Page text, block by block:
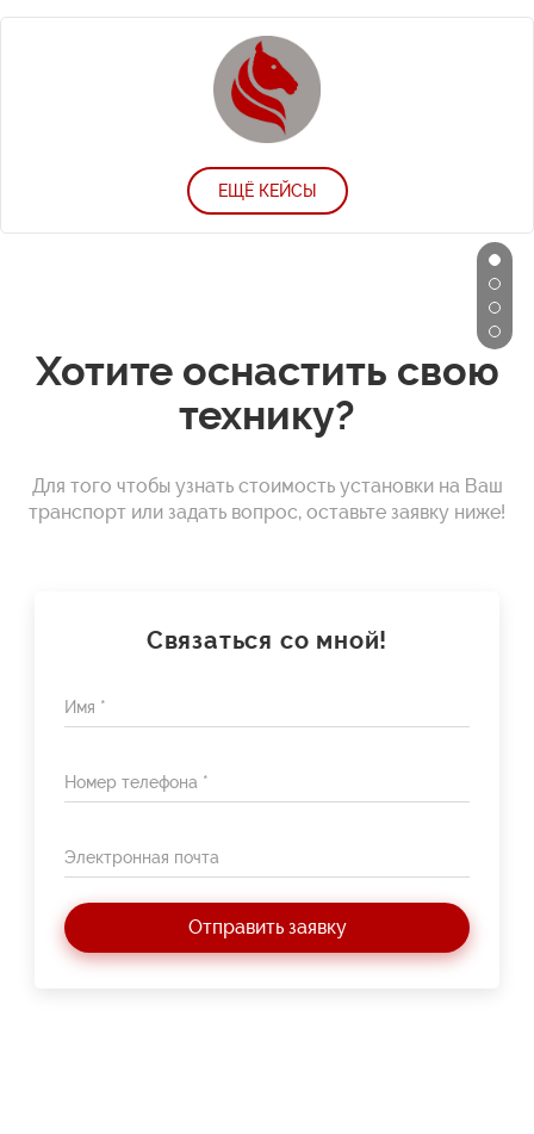
ЕЩЁ КЕЙСЫ
Хотите оснастить свою
технику?
Для того чтобы узнать стоимость установки на Ваш
транспорт или задать вопрос, оставьте заявку ниже!
Связаться со мной!
Имя *
Номер телефона *
Электронная почта
Отправить заявку